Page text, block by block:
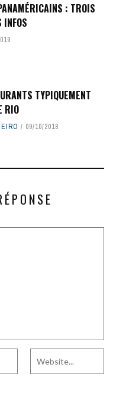
: TROIS
INFOS
TYPIQUEMENT
RIO
09/10/2018